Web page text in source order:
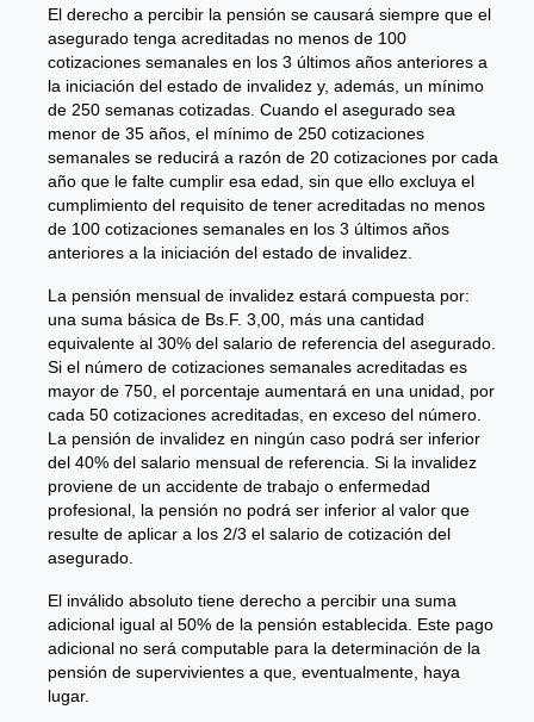
El derecho a percibir la pensión se causará siempre que el
asegurado tenga acreditadas no menos de 100
cotizaciones semanales en los 3 últimos años anteriores a
la iniciación del estado de invalidez y, además, un mínimo
de 250 semanas cotizadas. Cuando el asegurado sea
menor de 35 años, el mínimo de 250 cotizaciones
semanales se reducirá a razón de 20 cotizaciones por cada
año que le falte cumplir esa edad, sin que ello excluya el
cumplimiento del requisito de tener acreditadas no menos
de 100 cotizaciones semanales en los 3 últimos años
anteriores a la iniciación del estado de invalidez.
La pensión mensual de invalidez estará compuesta por:
una suma básica de Bs.F. 3,00, más una cantidad
equivalente al 30% del salario de referencia del asegurado.
Si el número de cotizaciones semanales acreditadas es
mayor de 750, el porcentaje aumentará en una unidad, por
cada 50 cotizaciones acreditadas, en exceso del número.
La pensión de invalidez en ningún caso podrá ser inferior
del 40% del salario mensual de referencia. Si la invalidez
proviene de un accidente de trabajo o enfermedad
profesional, la pensión no podrá ser inferior al valor que
resulte de aplicar a los 2/3 el salario de cotización del
asegurado.
El inválido absoluto tiene derecho a percibir una suma
adicional igual al 50% de la pensión establecida. Este pago
adicional no será computable para la determinación de la
pensión de supervivientes a que, eventualmente, haya
lugar.